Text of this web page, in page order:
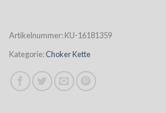
Artikelnummer:KU-16181359
Kategorie:Choker Kette